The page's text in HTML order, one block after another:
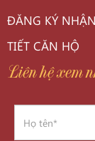
ĐĂNG KÝ
TIẾT CĂN HỘ
Liên hệ xem